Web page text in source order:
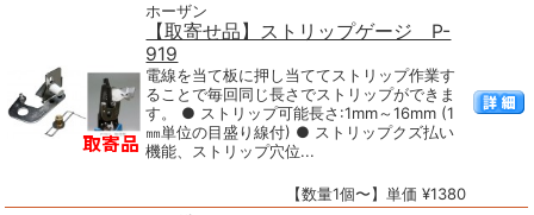
ホーザン
【取寄せ品】ストリップゲージ P-
919
電線を当て板に押し当ててストリップ作業す
ることで毎回同じ長さでストリップができま
す。 ● ストリップ可能長さ:1mm～16mm (1
㎜単位の目盛り線付) ● ストリップクズ払い
機能、ストリップ穴位...
【数量1個〜】単価 ¥1380